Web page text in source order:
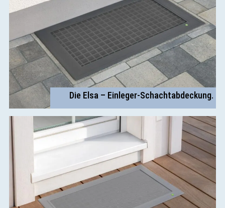
Die Elsa – Einleger-Schachtabdeckung.